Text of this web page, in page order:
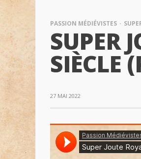
PASSION MÉDIÉVISTES
SUPER
SIÈCLE
27 MAI 2022